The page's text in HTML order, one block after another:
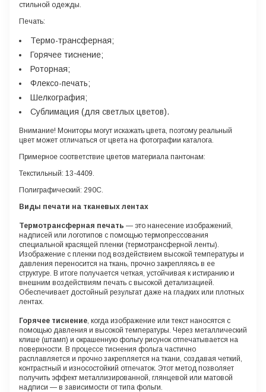
стильной одежды.
Печать:
Термо-трансферная;
Горячее тиснение;
Роторная;
Флексо-печать;
Шелкография;
Сублимация (для светлых цветов).
Внимание! Мониторы могут искажать цвета, поэтому реальный
цвет может отличаться от цвета на фотографии каталога.
Примерное соответствие цветов материала пантонам:
Текстильный: 13-4409.
Полиграфический: 290С.
Виды печати на тканевых лентах
Термотрансферная печать — это нанесение изображений,
надписей или логотипов с помощью термопрессования
специальной красящей пленки (термотрансферной ленты).
Изображение с пленки под воздействием высокой температуры и
давления переносится на ткань, прочно закрепляясь в ее
структуре. В итоге получается четкая, устойчивая к истиранию и
внешним воздействиям печать с высокой детализацией.
Обеспечивает достойный результат даже на гладких или плотных
лентах.
Горячее тиснение, когда изображение или текст наносятся с
помощью давления и высокой температуры. Через металлический
клише (штамп) и окрашенную фольгу рисунок отпечатывается на
поверхности. В процессе тиснения фольга частично
расплавляется и прочно закрепляется на ткани, создавая четкий,
контрастный и износостойкий отпечаток. Этот метод позволяет
получить эффект металлизированной, глянцевой или матовой
надписи — в зависимости от типа фольги.